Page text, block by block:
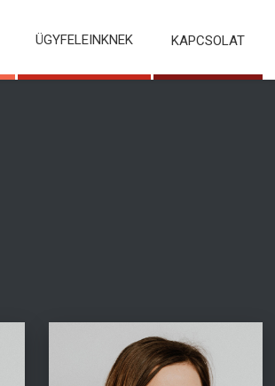
ÜGYFELEINKNEK KAPCSOLAT
Fusce tellus odio, dapibus id,
fermentum quis, suscipit id,